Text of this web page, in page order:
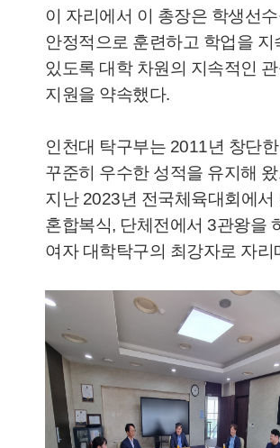
이 자리에서 이 총장은 학생선수
안정적으로 훈련하고 학업을 지
있도록 대학 차원의 지속적인
지원을 약속했다.
인천대 탁구부는 2011년 창단
꾸준히 우수한 성적을 유지해
지난 2023년 전국체육대회에서
혼합복식, 단체전에서 3관왕을
여자 대학탁구의 최강자로 자리